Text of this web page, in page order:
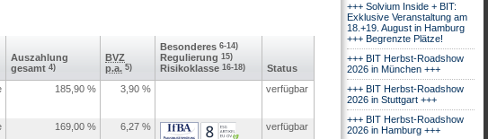
+++ Solvium Inside + BIT:
Exklusive Veranstaltung am
18.+19. August in Hamburg
+++ Begrenzte Plätze!
+++ BIT Herbst-Roadshow
2026 in München +++
+++ BIT Herbst-Roadshow
2026 in Stuttgart +++
+++ BIT Herbst-Roadshow
2026 in Hamburg +++
Aus­zahlung
gesamt 4)
BVZ
p.a. 5)
Besonderes 6-14)
Regulierung 15)
Risikoklasse 16-18)
Status
185,90 % 3,90 % verfügbar
169,00 % 6,27 % verfügbar